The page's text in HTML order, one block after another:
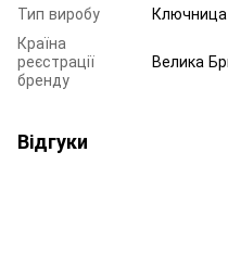
Тип виробу
Ключница
Країна
реєстрації
бренду
Велика
Відгуки